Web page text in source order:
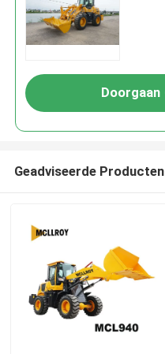
Doorgaan
Geadviseerde Producten